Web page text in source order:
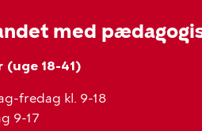
med
(uge 18-41)
fredag kl. 9-18
9-17